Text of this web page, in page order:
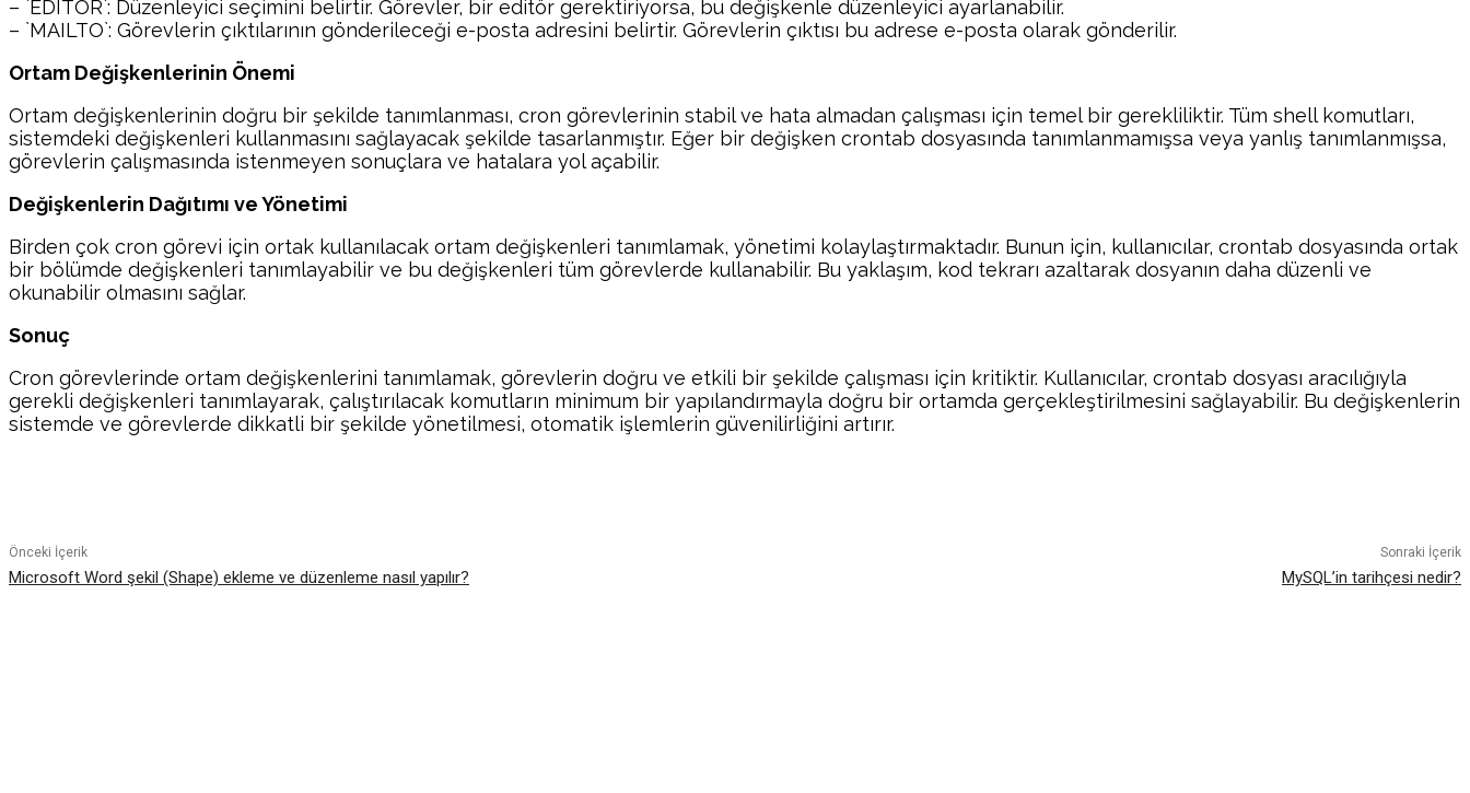
– `EDITOR`: Düzenleyici seçimini belirtir. Görevler, bir editör gerektiriyorsa, bu değişkenle düzenleyici ayarlanabilir.
– `MAILTO`: Görevlerin çıktılarının gönderileceği e-posta adresini belirtir. Görevlerin çıktısı bu adrese e-posta olarak gönderilir.
Ortam Değişkenlerinin Önemi
Ortam değişkenlerinin doğru bir şekilde tanımlanması, cron görevlerinin stabil ve hata almadan çalışması için temel bir gerekliliktir. Tüm shell komutları,
sistemdeki değişkenleri kullanmasını sağlayacak şekilde tasarlanmıştır. Eğer bir değişken crontab dosyasında tanımlanmamışsa veya yanlış tanımlanmışsa,
görevlerin çalışmasında istenmeyen sonuçlara ve hatalara yol açabilir.
Değişkenlerin Dağıtımı ve Yönetimi
Birden çok cron görevi için ortak kullanılacak ortam değişkenleri tanımlamak, yönetimi kolaylaştırmaktadır. Bunun için, kullanıcılar, crontab dosyasında ortak
bir bölümde değişkenleri tanımlayabilir ve bu değişkenleri tüm görevlerde kullanabilir. Bu yaklaşım, kod tekrarı azaltarak dosyanın daha düzenli ve
okunabilir olmasını sağlar.
Sonuç
Cron görevlerinde ortam değişkenlerini tanımlamak, görevlerin doğru ve etkili bir şekilde çalışması için kritiktir. Kullanıcılar, crontab dosyası aracılığıyla
gerekli değişkenleri tanımlayarak, çalıştırılacak komutların minimum bir yapılandırmayla doğru bir ortamda gerçekleştirilmesini sağlayabilir. Bu değişkenlerin
sistemde ve görevlerde dikkatli bir şekilde yönetilmesi, otomatik işlemlerin güvenilirliğini artırır.
Önceki İçerik
Microsoft Word şekil (Shape) ekleme ve düzenleme nasıl yapılır?
Sonraki İçerik
MySQL’in tarihçesi nedir?